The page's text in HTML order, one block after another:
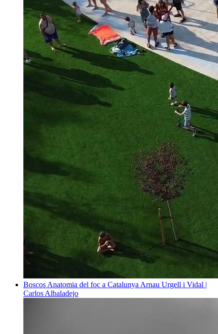
Boscos Anatomia del foc a Catalunya Arnau Urgell i Vidal |
Carlos Albaladejo